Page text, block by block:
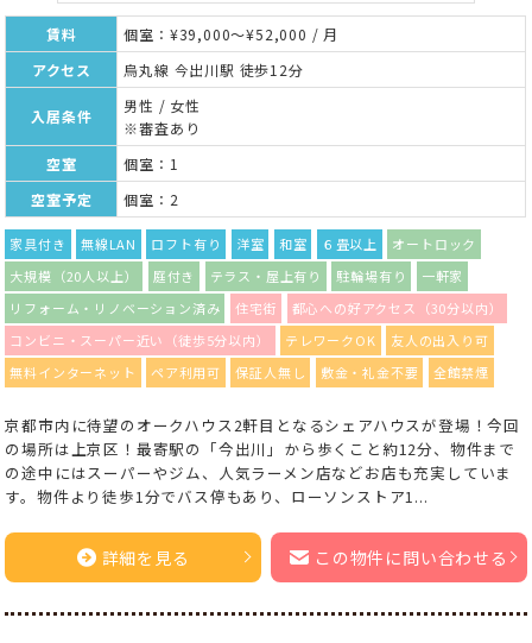
賃料
個室：¥39,000～¥52,000 / 月
アクセス
烏丸線 今出川駅 徒歩12分
入居条件
男性 / 女性
※審査あり
空室
個室：1
空室予定
個室：2
家具付き 無線LAN ロフト有り 洋室 和室 ６畳以上
オートロック
大規模（20人以上）
庭付き テラス・屋上有り 駐輪場有り
一軒家
リフォーム・リノベーション済み
住宅街
都心への好アクセス（30分以内）
コンビニ・スーパー近い（徒歩5分以内）
テレワークOK
友人の出入り可
無料インターネット
ペア利用可 保証人無し 敷金・礼金不要 全館禁煙
京都市内に待望のオークハウス2軒目となるシェアハウスが登場！今回
の場所は上京区！最寄駅の「今出川」から歩くこと約12分、物件まで
の途中にはスーパーやジム、人気ラーメン店などお店も充実していま
す。物件より徒歩1分でバス停もあり、ローソンストア1...
詳細を見る この物件に問い合わせる